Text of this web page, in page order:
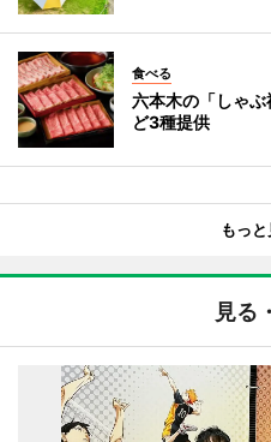
食べる
六本木の「しゃ
ど3種提供
もっ
見る